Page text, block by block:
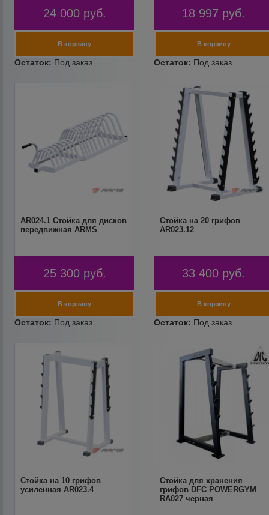
24 000 руб. 18 997 руб.
AR024.1 Стойка для дисков
передвижная ARMS
25 300 руб.
Стойка на 20 грифов
AR023.12
33 400 руб.
Стойка на 10 грифов
усиленная AR023.4
Стойка для хранения
грифов DFC POWERGYM
RA027 черная